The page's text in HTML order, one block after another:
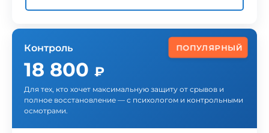
ПОПУЛЯРНЫЙ
Контроль
18 800 ₽
Для тех, кто хочет максимальную защиту от срывов и
полное восстановление — с психологом и контрольными
осмотрами.